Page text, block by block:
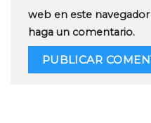
web en este
haga un comentario.